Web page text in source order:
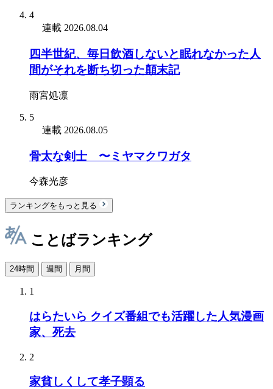
4
連載 2026.08.04
四半世紀、毎日飲酒しないと眠れなかった人
間がそれを断ち切った顛末記
雨宮処凛
5
連載 2026.08.05
骨太な剣士 〜ミヤマクワガタ
今森光彦
ランキングをもっと見る
ことばランキング
24時間 週間 月間
1
はらたいら クイズ番組でも活躍した人気漫画
家、死去
2
家貧しくして孝子顕る